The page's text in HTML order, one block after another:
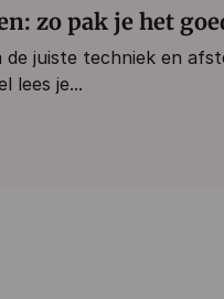
zo pak je het
juiste techniek en
lees je...